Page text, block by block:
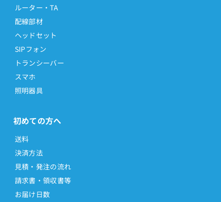
ルーター・TA
配線部材
ヘッドセット
SIPフォン
トランシーバー
スマホ
照明器具
初めての方へ
送料
決済方法
見積・発注の流れ
請求書・領収書等
お届け日数